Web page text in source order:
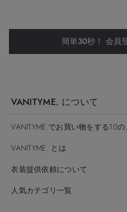
簡単30秒！ 会員
VANITYME. について
VANITYME.でお買い物をする10の
VANITYME. とは
衣装提供依頼について
人気カテゴリ一覧